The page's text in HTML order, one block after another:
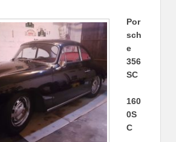
Por
sch
e
356
SC
160
0S
C